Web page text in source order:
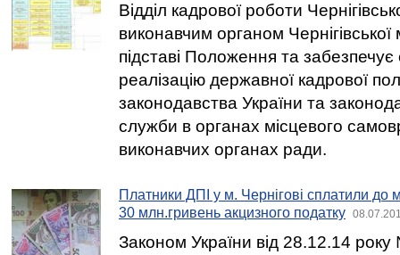
Відділ кадрової роботи
виконавчим органом Чернігівської
підставі Положення та забезпечує
реалізацію державної кадрової
законодавства України та
служби в органах місцевого
виконавчих органах ради.
Платники ДПІ у м. Чернігові сплатили до
30 млн.гривень акцизного податку
Законом України від 28.12.14